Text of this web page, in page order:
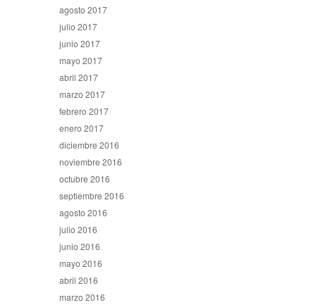
agosto 2017
julio 2017
junio 2017
mayo 2017
abril 2017
marzo 2017
febrero 2017
enero 2017
diciembre 2016
noviembre 2016
octubre 2016
septiembre 2016
agosto 2016
julio 2016
junio 2016
mayo 2016
abril 2016
marzo 2016